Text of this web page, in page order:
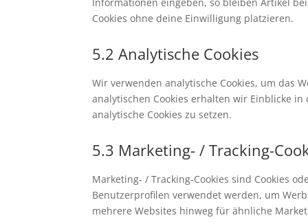
Cookies ohne deine Einwilligung platzieren.
5.2 Analytische Cookies
Wir verwenden analytische Cookies, um das
analytischen Cookies erhalten wir Einblicke
analytische Cookies zu setzen.
5.3 Marketing- / Tracking-
Marketing- / Tracking-Cookies sind Cookies
Benutzerprofilen verwendet werden, um
mehrere Websites hinweg für ähnliche